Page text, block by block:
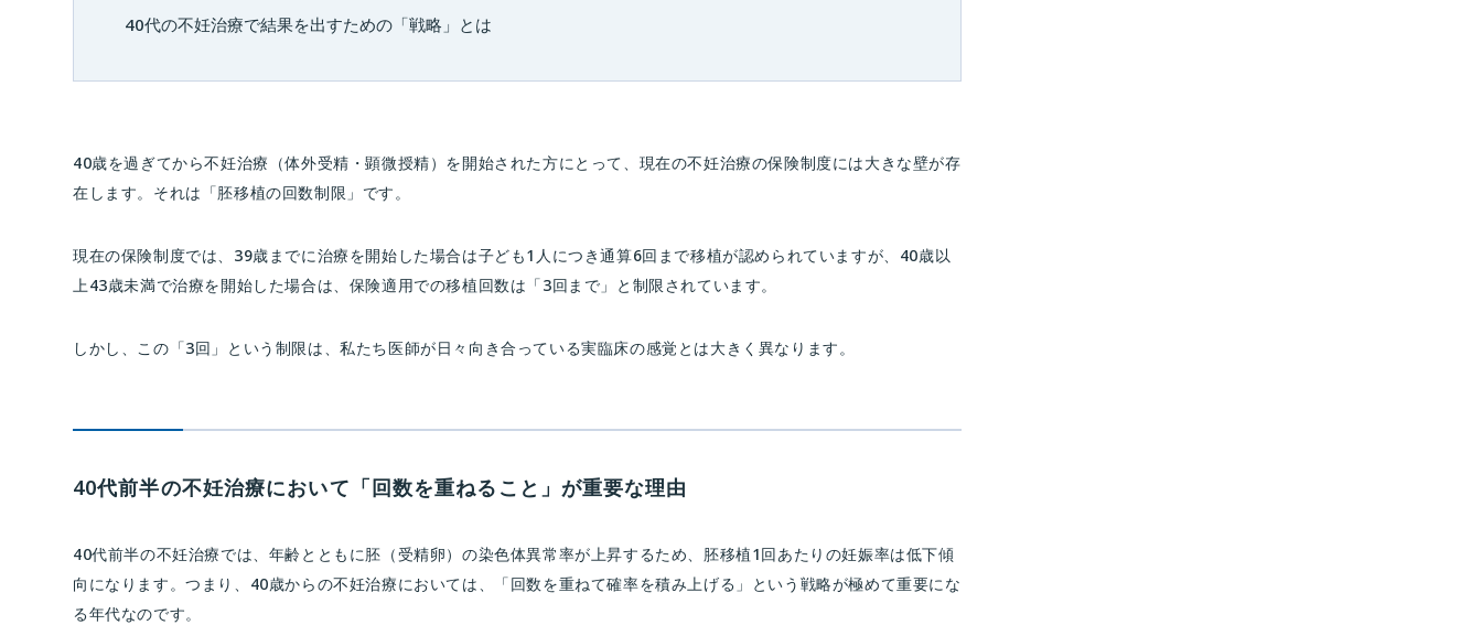
40代の不妊治療で結果を出すための「戦略」とは
40歳を過ぎてから不妊治療（体外受精・顕微授精）を開始された方にとって、現在の不妊治療の保険制度には大きな壁が存
在します。それは「胚移植の回数制限」です。
現在の保険制度では、39歳までに治療を開始した場合は子ども1人につき通算6回まで移植が認められていますが、40歳以
上43歳未満で治療を開始した場合は、保険適用での移植回数は「3回まで」と制限されています。
しかし、この「3回」という制限は、私たち医師が日々向き合っている実臨床の感覚とは大きく異なります。
40代前半の不妊治療において「回数を重ねること」が重要な理由
40代前半の不妊治療では、年齢とともに胚（受精卵）の染色体異常率が上昇するため、胚移植1回あたりの妊娠率は低下傾
向になります。つまり、40歳からの不妊治療においては、「回数を重ねて確率を積み上げる」という戦略が極めて重要にな
る年代なのです。